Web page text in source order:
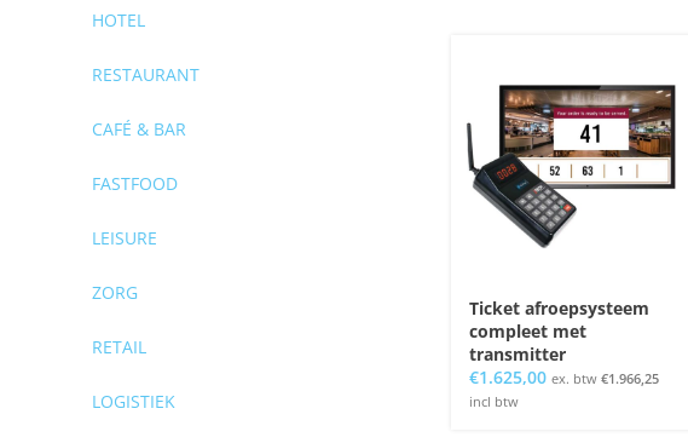
HOTEL
RESTAURANT
CAFÉ & BAR
FASTFOOD
LEISURE
ZORG
RETAIL
LOGISTIEK
Ticket afroepsysteem
compleet met
transmitter
€1.625,00 ex. btw €1.966,25
incl btw